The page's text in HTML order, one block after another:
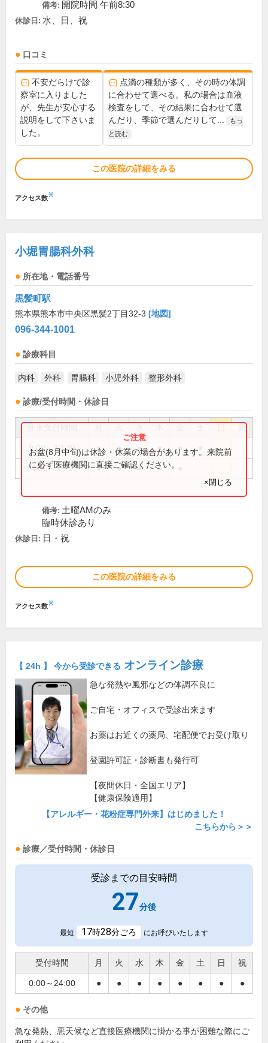
備考: 開院時間 午前8:30
休診日: 水、日、祝
口コミ
不安だらけで診
察室に入りました
が、先生が安心する
説明をして下さいま
した。
点滴の種類が多く、その時の体調
に合わせて選べる。私の場合は血液
検査をして、その結果に合わせて選
んだり、季節で選んだりして...
もっ
と読む
この医院の詳細をみる
アクセス数※
小堀胃腸科外科
所在地・電話番号
黒髪町駅
熊本県熊本市中央区黒髪2丁目32-3 [地図]
096-344-1001
診療科目
内科 外科 胃腸科 小児外科 整形外科
診療/受付時間・休診日
祝
9:00～12:30 ● ● ● ● ●
14:00～18:00 ● ● ● ●
お盆(8月中旬)は休診・休業の場合があります。来院前
に必ず医療機関に直接ご確認ください。
×閉じる
備考: 土曜AMのみ
臨時休診あり
休診日: 日・祝
この医院の詳細をみる
アクセス数※
【 24h 】 今から受診できる オンライン診療
急な発熱や風邪などの体調不良に
ご自宅・オフィスで受診出来ます
お薬はお近くの薬局、宅配便でお受け取り
登園許可証・診断書も発行可
【夜間休日・全国エリア】
【健康保険適用】
【アレルギー・花粉症専門外来】はじめました！
こちらから＞＞
診療／受付時間・休診日
受診までの目安時間
27分後
最短 17時28分ごろ にお呼びいたします
受付時間 月 火 水 木 金 土 日 祝
0:00～24:00 ● ● ● ● ● ● ● ●
その他
急な発熱、悪天候など直接医療機関に掛かる事が困難な際にご